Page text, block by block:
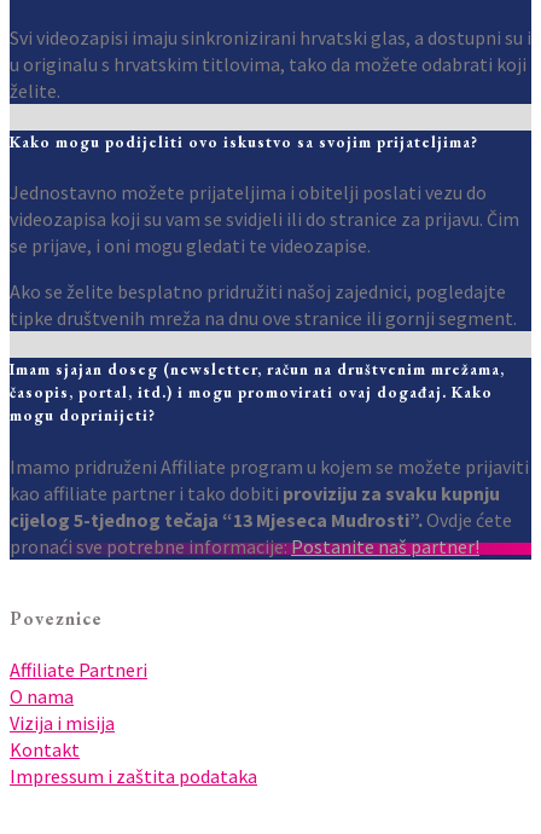
Svi videozapisi imaju sinkronizirani hrvatski glas, a dostupni su i
u originalu s hrvatskim titlovima, tako da možete odabrati koji
želite.
Kako mogu podijeliti ovo iskustvo sa svojim prijateljima?
Jednostavno možete prijateljima i obitelji poslati vezu do
videozapisa koji su vam se svidjeli ili do stranice za prijavu. Čim
se prijave, i oni mogu gledati te videozapise.
Ako se želite besplatno pridružiti našoj zajednici, pogledajte
tipke društvenih mreža na dnu ove stranice ili gornji segment.
Imam sjajan doseg (newsletter, račun na društvenim mrežama,
časopis, portal, itd.) i mogu promovirati ovaj događaj. Kako
mogu doprinijeti?
Imamo pridruženi Affiliate program u kojem se možete prijaviti
kao affiliate partner i tako dobiti proviziju za svaku kupnju
cijelog 5-tjednog tečaja “13 Mjeseca Mudrosti​”. Ovdje ćete
pronaći sve potrebne informacije:Postanite naš partner!
Poveznice
Affiliate Partneri
O nama
Vizija i misija
Kontakt
Impressum i zaštita podataka